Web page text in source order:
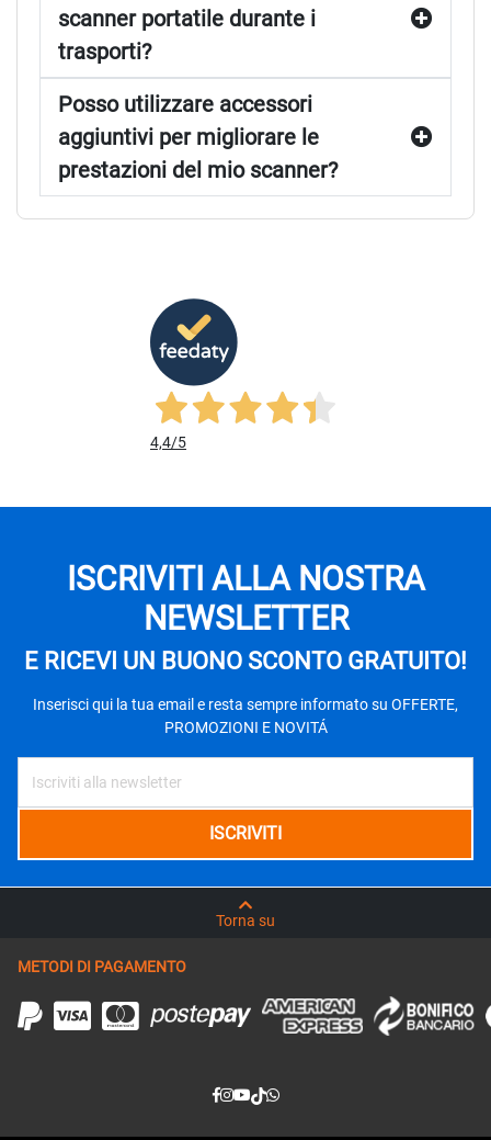
scanner portatile durante i
trasporti?
Posso utilizzare accessori
aggiuntivi per migliorare le
prestazioni del mio scanner?
4,4/5
ISCRIVITI ALLA NOSTRA
NEWSLETTER
E RICEVI UN BUONO SCONTO GRATUITO!
Inserisci qui la tua email e resta sempre informato su OFFERTE,
PROMOZIONI E NOVITÁ
Torna su
METODI DI PAGAMENTO